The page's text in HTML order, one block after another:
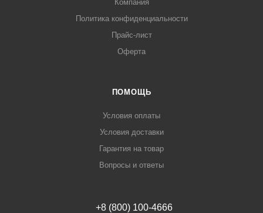
Компания
Политика конфиденциальности
Прайс-лист
Оферта
ПОМОЩЬ
Условия оплаты
Условия доставки
Гарантия на товар
Вопросы и ответы
+8 (800) 100-4666